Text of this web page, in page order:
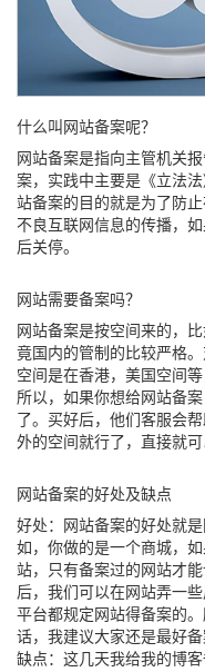
什么叫网站备案呢？
网站备案是指向主管机关
案，实践中主要是《立法
站备案的目的就是为了防
不良互联网信息的传播，
后关停。
网站需要备案吗？
网站备案是按空间来的，
竟国内的管制的比较严格
空间是在香港，美国空间
所以，如果你想给网站备
了。买好后，他们客服会
外的空间就行了，直接就
网站备案的好处及缺点
好处：网站备案的好处就
如，你做的是一个商城，
站，只有备案过的网站才
后，我们可以在网站弄一
平台都规定网站得备案的
话，我建议大家还是最好备
缺点：这几天我给我的博